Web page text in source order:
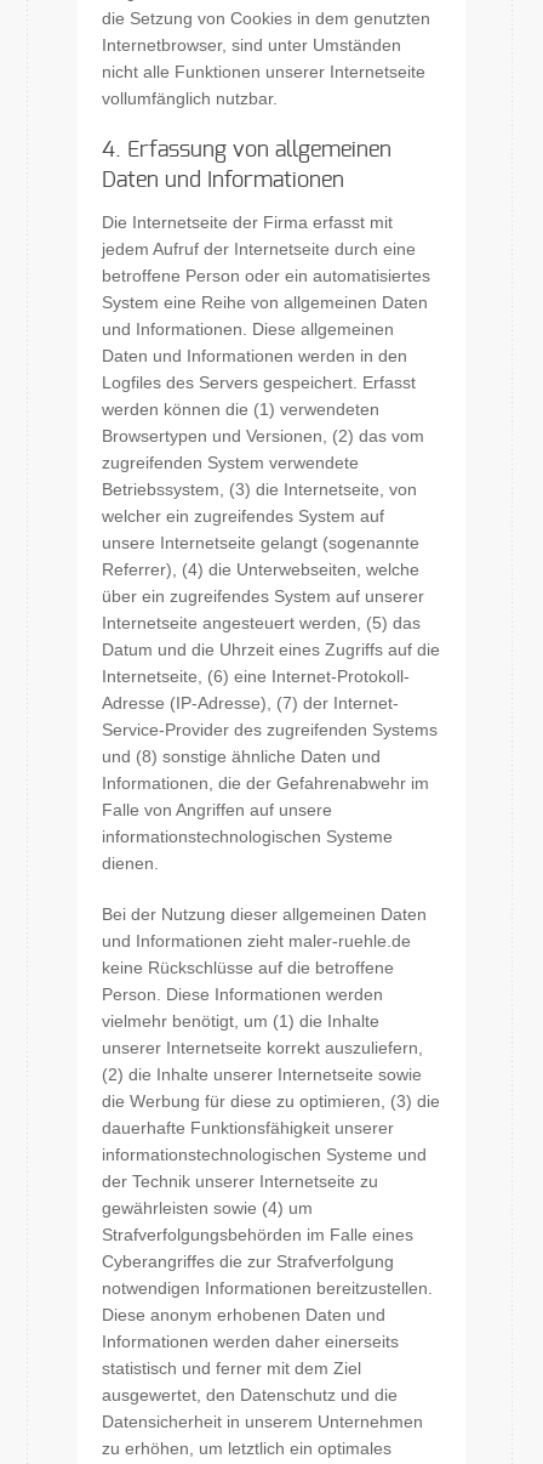
die Setzung von Cookies in dem genutzten
Internetbrowser, sind unter Umständen
nicht alle Funktionen unserer Internetseite
vollumfänglich nutzbar.
4. Erfassung von allgemeinen
Daten und Informationen
Die Internetseite der Firma erfasst mit
jedem Aufruf der Internetseite durch eine
betroffene Person oder ein automatisiertes
System eine Reihe von allgemeinen Daten
und Informationen. Diese allgemeinen
Daten und Informationen werden in den
Logfiles des Servers gespeichert. Erfasst
werden können die (1) verwendeten
Browsertypen und Versionen, (2) das vom
zugreifenden System verwendete
Betriebssystem, (3) die Internetseite, von
welcher ein zugreifendes System auf
unsere Internetseite gelangt (sogenannte
Referrer), (4) die Unterwebseiten, welche
über ein zugreifendes System auf unserer
Internetseite angesteuert werden, (5) das
Datum und die Uhrzeit eines Zugriffs auf die
Internetseite, (6) eine Internet-Protokoll-
Adresse (IP-Adresse), (7) der Internet-
Service-Provider des zugreifenden Systems
und (8) sonstige ähnliche Daten und
Informationen, die der Gefahrenabwehr im
Falle von Angriffen auf unsere
informationstechnologischen Systeme
dienen.
Bei der Nutzung dieser allgemeinen Daten
und Informationen zieht maler-ruehle.de
keine Rückschlüsse auf die betroffene
Person. Diese Informationen werden
vielmehr benötigt, um (1) die Inhalte
unserer Internetseite korrekt auszuliefern,
(2) die Inhalte unserer Internetseite sowie
die Werbung für diese zu optimieren, (3) die
dauerhafte Funktionsfähigkeit unserer
informationstechnologischen Systeme und
der Technik unserer Internetseite zu
gewährleisten sowie (4) um
Strafverfolgungsbehörden im Falle eines
Cyberangriffes die zur Strafverfolgung
notwendigen Informationen bereitzustellen.
Diese anonym erhobenen Daten und
Informationen werden daher einerseits
statistisch und ferner mit dem Ziel
ausgewertet, den Datenschutz und die
Datensicherheit in unserem Unternehmen
zu erhöhen, um letztlich ein optimales